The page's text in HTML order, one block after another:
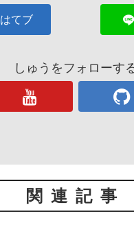
はてブ
しゅうをフォローす
関連記事